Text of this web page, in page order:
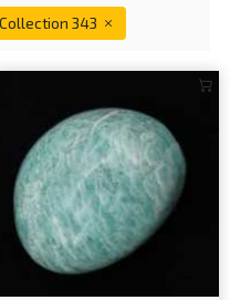
Collection 343